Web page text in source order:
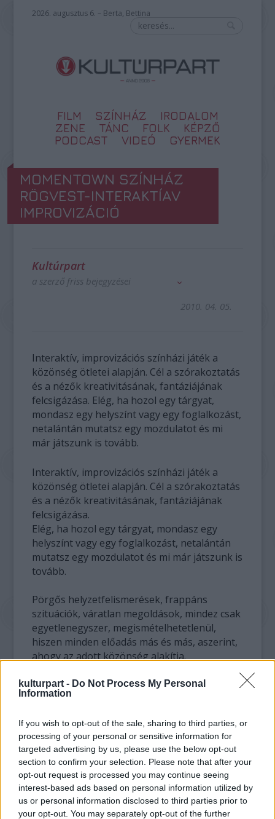
kulturpart - Do Not Process My Personal
Information
If you wish to opt-out of the sale, sharing to third parties, or
processing of your personal or sensitive information for
targeted advertising by us, please use the below opt-out
section to confirm your selection. Please note that after your
opt-out request is processed you may continue seeing
interest-based ads based on personal information utilized by
us or personal information disclosed to third parties prior to
your opt-out. You may separately opt-out of the further
2026. augusztus 6. – Berta, Bettina
FILM SZÍNHÁZ
IRODALOM
ZENE
TÁNC FOLK
KÉPZŐ
PODCAST
VIDEÓ GYERMEK
MOMENTOWN SZÍNHÁZ
RÖGVEST-INTERAKTÍAV
IMPROVIZÁCIÓ
Kultúrpart
a szerző friss bejegyzései
2010. 04. 05.
Interaktív, improvizációs színházi játék a
közönség ötletei alapján. Cél a szórakoztatás
és a nézők kreativitásának, fantáziájának
felcsigázása. Elég, ha hozol egy tárgyat,
mondasz egy helyszínt vagy egy foglalkozást,
netalántán mutatsz egy mozdulatot és mi
már játszunk is tovább.
Interaktív, improvizációs színházi játék a
közönség ötletei alapján. Cél a szórakoztatás
és a nézők kreativitásának, fantáziájának
felcsigázása.
Elég, ha hozol egy tárgyat, mondasz egy
helyszínt vagy egy foglalkozást, netalántán
mutatsz egy mozdulatot és mi már játszunk is
tovább.
Pörgős helyzetfelismerések, frappáns
szituációk, váratlan megoldások, mindez csak
egyetlenegyszer, megismételhetetlenül,
hiszen minden előadás más és más, aszerint,
ahogy az adott közönség alakítja.
Egy este alatt járhatsz
disznóvágáson, rád
támadhatnak űrlények,
megtalálhatod a NAGY Ő-t egy holdkóros
sintér személyében és végigizgulhatod a
homokvárépítés olimpiai döntőjét. Sőt, a
szimpla, mindennapi helyzetek is új színben
tűnhetnek fel - mindez csak rajtad múlik.